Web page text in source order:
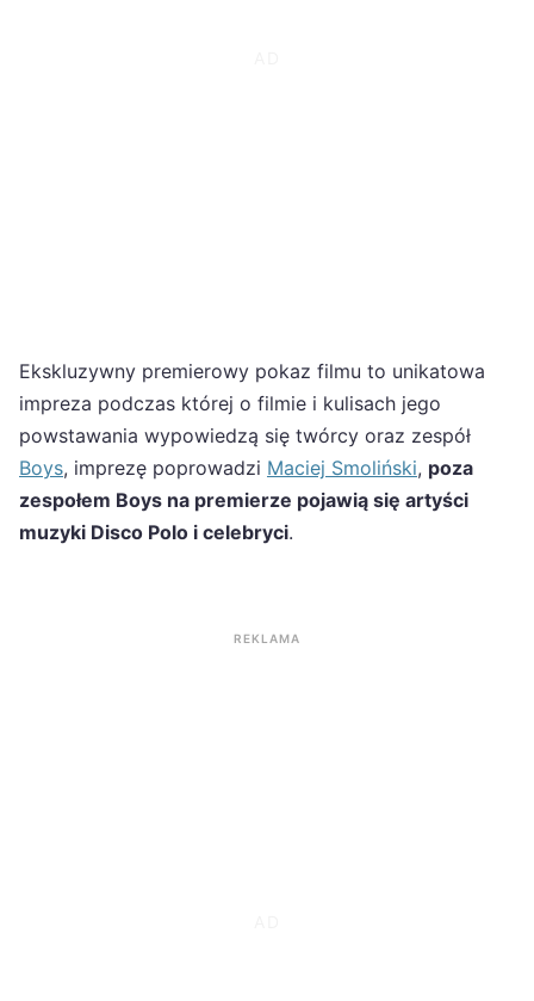
Ekskluzywny premierowy pokaz filmu to unikatowa
impreza podczas której o filmie i kulisach jego
powstawania wypowiedzą się twórcy oraz zespół
Boys, imprezę poprowadzi Maciej Smoliński, poza
zespołem Boys na premierze pojawią się artyści
muzyki Disco Polo i celebryci.
REKLAMA